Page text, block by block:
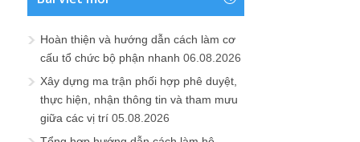
Hoàn thiện và hướng dẫn cách làm cơ
cấu tổ chức bộ phận nhanh 06.08.2026
Xây dựng ma trận phối hợp phê duyệt,
thực hiện, nhận thông tin và tham mưu
giữa các vị trí 05.08.2026